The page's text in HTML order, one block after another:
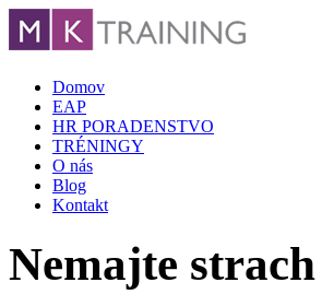
Domov
EAP
HR PORADENSTVO
TRÉNINGY
O nás
Blog
Kontakt
Nemajte